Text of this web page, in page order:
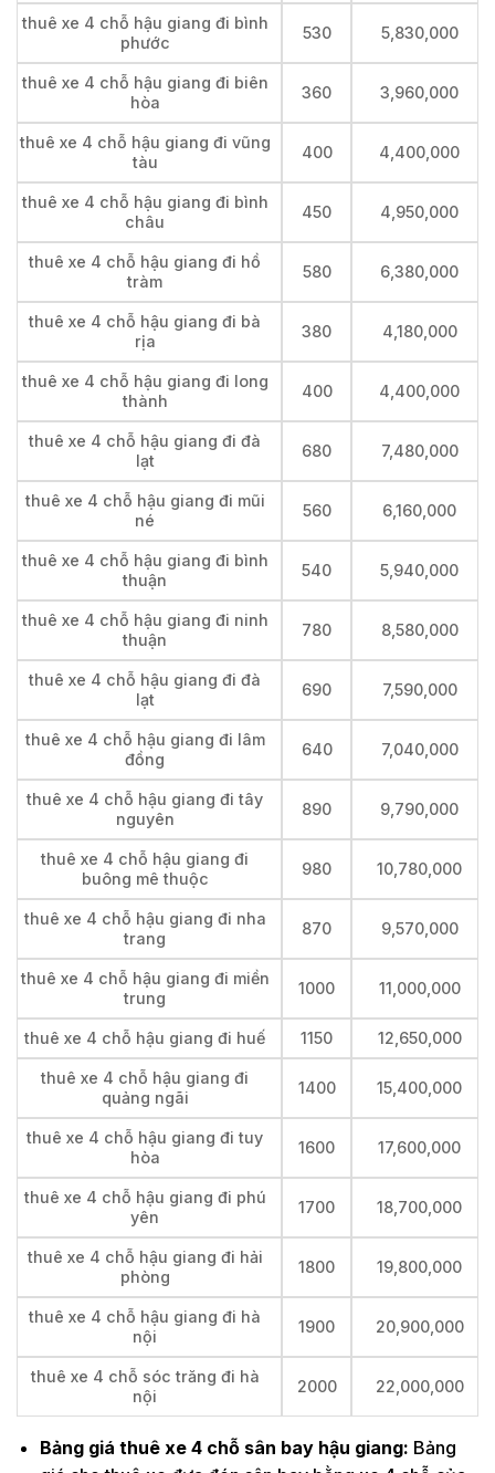
thuê xe 4 chỗ hậu giang đi bình
phước
530 5,830,000
thuê xe 4 chỗ hậu giang đi biên
hòa
360 3,960,000
thuê xe 4 chỗ hậu giang đi vũng
tàu
400 4,400,000
thuê xe 4 chỗ hậu giang đi bình
châu
450 4,950,000
thuê xe 4 chỗ hậu giang đi hồ
tràm
580 6,380,000
thuê xe 4 chỗ hậu giang đi bà
rịa
380 4,180,000
thuê xe 4 chỗ hậu giang đi long
thành
400 4,400,000
thuê xe 4 chỗ hậu giang đi đà
lạt
680 7,480,000
thuê xe 4 chỗ hậu giang đi mũi
né
560 6,160,000
thuê xe 4 chỗ hậu giang đi bình
thuận
540 5,940,000
thuê xe 4 chỗ hậu giang đi ninh
thuận
780 8,580,000
thuê xe 4 chỗ hậu giang đi đà
lạt
690 7,590,000
thuê xe 4 chỗ hậu giang đi lâm
đồng
640 7,040,000
thuê xe 4 chỗ hậu giang đi tây
nguyên
890 9,790,000
thuê xe 4 chỗ hậu giang đi
buông mê thuộc
980 10,780,000
thuê xe 4 chỗ hậu giang đi nha
trang
870 9,570,000
thuê xe 4 chỗ hậu giang đi miền
trung
1000 11,000,000
thuê xe 4 chỗ hậu giang đi huế 1150 12,650,000
thuê xe 4 chỗ hậu giang đi
quảng ngãi
1400 15,400,000
thuê xe 4 chỗ hậu giang đi tuy
hòa
1600 17,600,000
thuê xe 4 chỗ hậu giang đi phú
yên
1700 18,700,000
thuê xe 4 chỗ hậu giang đi hải
phòng
1800 19,800,000
thuê xe 4 chỗ hậu giang đi hà
nội
1900 20,900,000
thuê xe 4 chỗ sóc trăng đi hà
nội
2000 22,000,000
Bảng giá thuê xe 4 chỗ sân bay hậu giang: Bảng